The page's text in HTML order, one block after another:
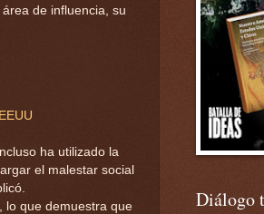
de influencia, su
ha utilizado la
el malestar social
lo que demuestra que
Diálogo